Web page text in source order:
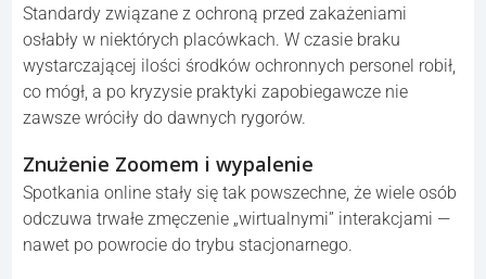
Standardy związane z ochroną przed zakażeniami
osłabły w niektórych placówkach. W czasie braku
wystarczającej ilości środków ochronnych personel robił,
co mógł, a po kryzysie praktyki zapobiegawcze nie
zawsze wróciły do dawnych rygorów.
Znużenie Zoomem i wypalenie
Spotkania online stały się tak powszechne, że wiele osób
odczuwa trwałe zmęczenie „wirtualnymi” interakcjami —
nawet po powrocie do trybu stacjonarnego.